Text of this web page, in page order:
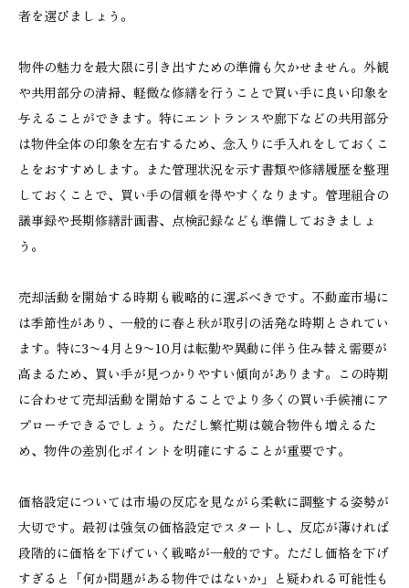
者を選びましょう。
物件の魅力を最大限に引き出すための準備も欠かせません。外観
や共用部分の清掃、軽微な修繕を行うことで買い手に良い印象を
与えることができます。特にエントランスや廊下などの共用部分
は物件全体の印象を左右するため、念入りに手入れをしておくこ
とをおすすめします。また管理状況を示す書類や修繕履歴を整理
しておくことで、買い手の信頼を得やすくなります。管理組合の
議事録や長期修繕計画書、点検記録なども準備しておきましょ
う。
売却活動を開始する時期も戦略的に選ぶべきです。不動産市場に
は季節性があり、一般的に春と秋が取引の活発な時期とされてい
ます。特に3〜4月と9〜10月は転勤や異動に伴う住み替え需要が
高まるため、買い手が見つかりやすい傾向があります。この時期
に合わせて売却活動を開始することでより多くの買い手候補にア
プローチできるでしょう。ただし繁忙期は競合物件も増えるた
め、物件の差別化ポイントを明確にすることが重要です。
価格設定については市場の反応を見ながら柔軟に調整する姿勢が
大切です。最初は強気の価格設定でスタートし、反応が薄ければ
段階的に価格を下げていく戦略が一般的です。ただし価格を下げ
すぎると「何か問題がある物件ではないか」と疑われる可能性も